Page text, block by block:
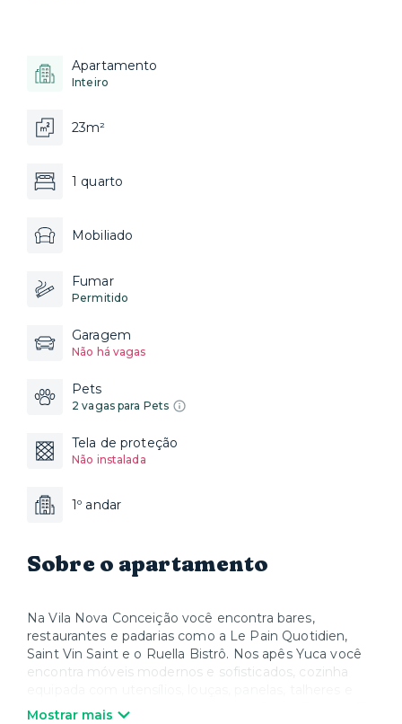
Apartamento
Inteiro
23m²
1 quarto
Mobiliado
Fumar
Permitido
Garagem
Não há vagas
Pets
2 vagas para Pets
Tela de proteção
Não instalada
1º andar
Sobre o apartamento
Na Vila Nova Conceição você encontra bares,
restaurantes e padarias como a Le Pain Quotidien,
Saint Vin Saint e o Ruella Bistrô. Nos apês Yuca você
encontra móveis modernos e sofisticados, cozinha
todos os eletrodomésticos, além de Smart TV e Wi-Fi.
Mostrar mais